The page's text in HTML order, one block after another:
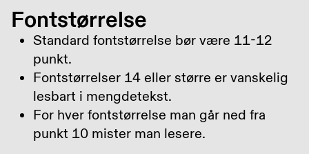
Fontstørrelse
Standard fontstørrelse bør være 11-12
punkt.
Fontstørrelser 14 eller større er vanskelig
lesbart i mengdetekst.
For hver fontstørrelse man går ned fra
punkt 10 mister man lesere.